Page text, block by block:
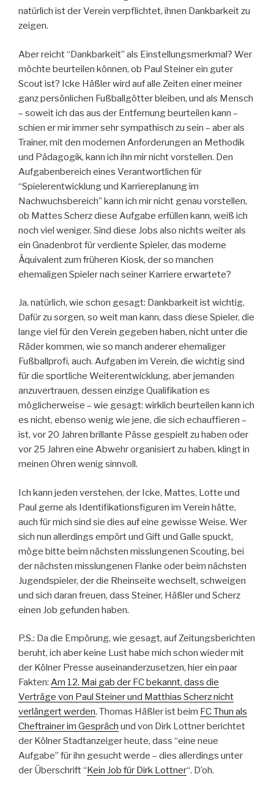
natürlich ist der Verein verpflichtet, ihnen Dankbarkeit zu
zeigen.
Aber reicht “Dankbarkeit” als Einstellungsmerkmal? Wer
möchte beurteilen können, ob Paul Steiner ein guter
Scout ist? Icke Häßler wird auf alle Zeiten einer meiner
ganz persönlichen Fußballgötter bleiben, und als Mensch
– soweit ich das aus der Entfernung beurteilen kann –
schien er mir immer sehr sympathisch zu sein – aber als
Trainer, mit den modernen Anforderungen an Methodik
und Pädagogik, kann ich ihn mir nicht vorstellen. Den
Aufgabenbereich eines Verantwortlichen für
“Spielerentwicklung und Karriereplanung im
Nachwuchsbereich” kann ich mir nicht genau vorstellen,
ob Mattes Scherz diese Aufgabe erfüllen kann, weiß ich
noch viel weniger. Sind diese Jobs also nichts weiter als
ein Gnadenbrot für verdiente Spieler, das moderne
Äquivalent zum früheren Kiosk, der so manchen
ehemaligen Spieler nach seiner Karriere erwartete?
Ja, natürlich, wie schon gesagt: Dankbarkeit ist wichtig.
Dafür zu sorgen, so weit man kann, dass diese Spieler, die
lange viel für den Verein gegeben haben, nicht unter die
Räder kommen, wie so manch anderer ehemaliger
Fußballprofi, auch. Aufgaben im Verein, die wichtig sind
für die sportliche Weiterentwicklung, aber jemanden
anzuvertrauen, dessen einzige Qualifikation es
möglicherweise – wie gesagt: wirklich beurteilen kann ich
es nicht, ebenso wenig wie jene, die sich echauffieren –
ist, vor 20 Jahren brillante Pässe gespielt zu haben oder
vor 25 Jahren eine Abwehr organisiert zu haben, klingt in
meinen Ohren wenig sinnvoll.
Ich kann jeden verstehen, der Icke, Mattes, Lotte und
Paul gerne als Identifikationsfiguren im Verein hätte,
auch für mich sind sie dies auf eine gewisse Weise. Wer
sich nun allerdings empört und Gift und Galle spuckt,
möge bitte beim nächsten misslungenen Scouting, bei
der nächsten misslungenen Flanke oder beim nächsten
Jugendspieler, der die Rheinseite wechselt, schweigen
und sich daran freuen, dass Steiner, Häßler und Scherz
einen Job gefunden haben.
P.S.: Da die Empörung, wie gesagt, auf Zeitungsberichten
beruht, ich aber keine Lust habe mich schon wieder mit
der Kölner Presse auseinanderzusetzen, hier ein paar
Fakten: Am 12. Mai gab der FC bekannt, dass die
Verträge von Paul Steiner und Matthias Scherz nicht
verlängert werden. Thomas Häßler ist beim FC Thun als
Cheftrainer im Gespräch und von Dirk Lottner berichtet
der Kölner Stadtanzeiger heute, dass “eine neue
Aufgabe” für ihn gesucht werde – dies allerdings unter
der Überschrift “Kein Job für Dirk Lottner“. D’oh.